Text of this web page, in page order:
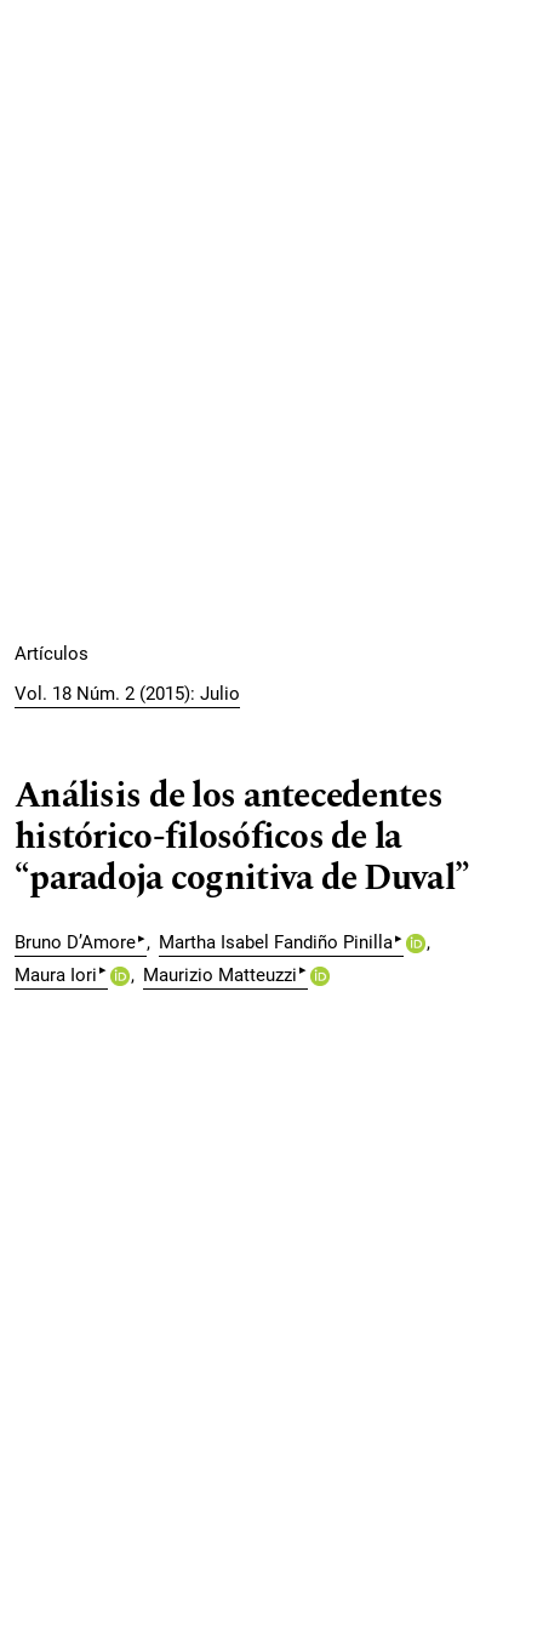
Artículos
Vol. 18 Núm. 2 (2015): Julio
Análisis de los antecedentes
histórico-filosóficos de la
“paradoja cognitiva de Duval”
Bruno D’Amore▸ Martha Isabel Fandiño Pinilla▸
Maura Iori ▸ Maurizio Matteuzzi ▸